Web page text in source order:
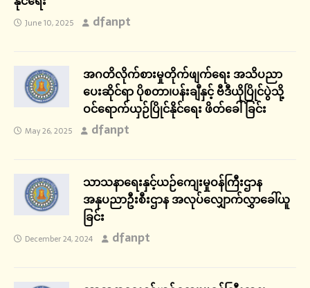
June 10, 2025 dfanpt
အဂတိလိုက်စားမှုတိုက်ဖျက်ရေး အသိပညာ
ပေးဆိုင်ရာ ပိုစတာ၊ပန်းချီနှင့် ဗီဒီယိုပြိုင်ပွဲသို့
ဝင်ရောက်ယှဉ်ပြိုင်နိုင်ရေး ဖိတ်ခေါ်ခြင်း
May 26, 2025 dfanpt
သာသနာရေးနှင့်ယဉ်ကျေးမှုဝန်ကြီးဌာန
အနုပညာဦးစီးဌာန အလုပ်လျှောက်လွှာခေါ်ယူ
ခြင်း
December 24, 2024 dfanpt